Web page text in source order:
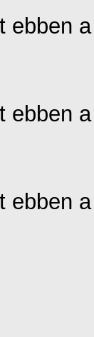
ebben
ebben
ebben